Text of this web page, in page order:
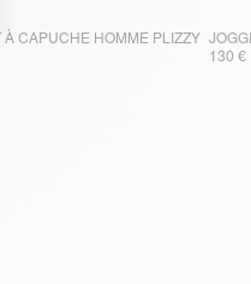
À CAPUCHE HOMME PLIZZY
130 €